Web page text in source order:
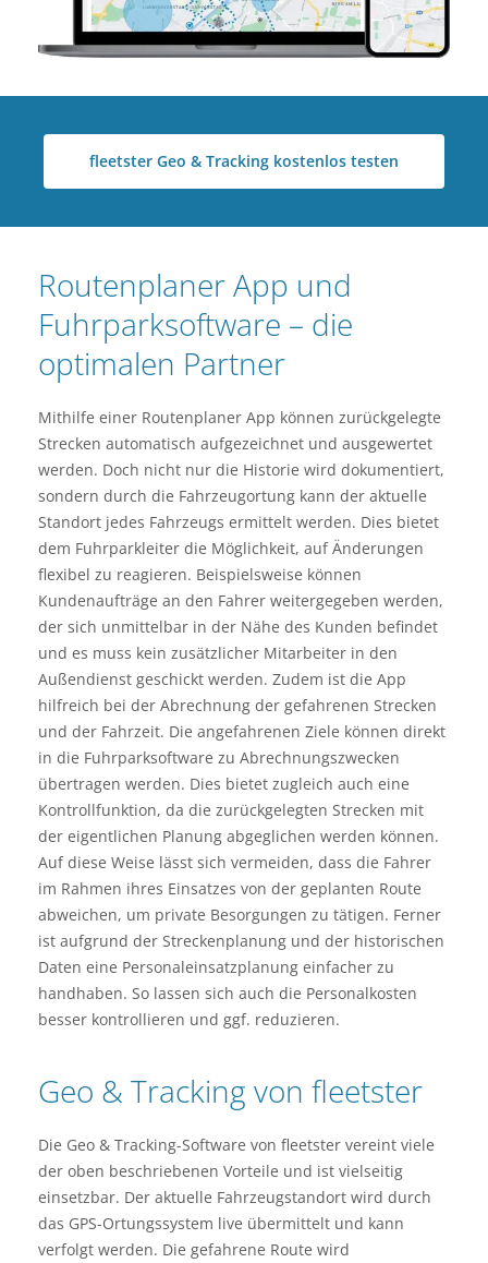
fleetster Geo & Tracking kostenlos testen
Routenplaner App und
Fuhrparksoftware – die
optimalen Partner
Mithilfe einer Routenplaner App können zurückgelegte
Strecken automatisch aufgezeichnet und ausgewertet
werden. Doch nicht nur die Historie wird dokumentiert,
sondern durch die Fahrzeugortung kann der aktuelle
Standort jedes Fahrzeugs ermittelt werden. Dies bietet
dem Fuhrparkleiter die Möglichkeit, auf Änderungen
flexibel zu reagieren. Beispielsweise können
Kundenaufträge an den Fahrer weitergegeben werden,
der sich unmittelbar in der Nähe des Kunden befindet
und es muss kein zusätzlicher Mitarbeiter in den
Außendienst geschickt werden. Zudem ist die App
hilfreich bei der Abrechnung der gefahrenen Strecken
und der Fahrzeit. Die angefahrenen Ziele können direkt
in die Fuhrparksoftware zu Abrechnungszwecken
übertragen werden. Dies bietet zugleich auch eine
Kontrollfunktion, da die zurückgelegten Strecken mit
der eigentlichen Planung abgeglichen werden können.
Auf diese Weise lässt sich vermeiden, dass die Fahrer
im Rahmen ihres Einsatzes von der geplanten Route
abweichen, um private Besorgungen zu tätigen. Ferner
ist aufgrund der Streckenplanung und der historischen
Daten eine Personaleinsatzplanung einfacher zu
handhaben. So lassen sich auch die Personalkosten
besser kontrollieren und ggf. reduzieren.
Geo & Tracking von fleetster
Die Geo & Tracking-Software von fleetster vereint viele
der oben beschriebenen Vorteile und ist vielseitig
einsetzbar. Der aktuelle Fahrzeugstandort wird durch
das GPS-Ortungssystem live übermittelt und kann
verfolgt werden. Die gefahrene Route wird